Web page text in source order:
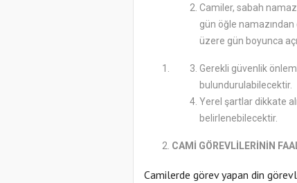
Camiler, sabah
gün öğle namazından
üzere gün boyunca
Gerekli güvenlik
bulundurulabilecektir.
Yerel şartlar dikkate
belirlenebilecektir.
CAMİ GÖREVLİLERİNİN
Camilerde görev yapan din